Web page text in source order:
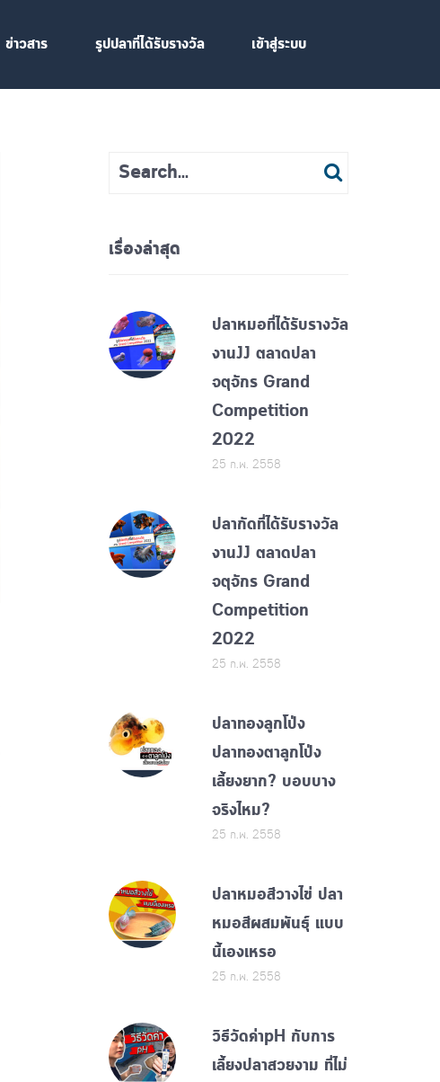
ข่าวสาร รูปปลาที่ได้รับรางวัล เข้าสู่ระบบ
เรื่องล่าสุด
ปลาหมอที่ได้รับรางวัล
งานJJ ตลาดปลา
จตุจักร Grand
Competition
2022
25 ก.พ. 2558
ปลากัดที่ได้รับรางวัล
งานJJ ตลาดปลา
จตุจักร Grand
Competition
2022
25 ก.พ. 2558
ปลาทองลูกโป่ง
ปลาทองตาลูกโป่ง
เลี้ยงยาก? บอบบาง
จริงไหม?
25 ก.พ. 2558
ปลาหมอสีวางไข่ ปลา
หมอสีผสมพันธุ์ แบบ
นี้เองเหรอ
25 ก.พ. 2558
วิธีวัดค่าpH กับการ
เลี้ยงปลาสวยงาม ที่ไม่